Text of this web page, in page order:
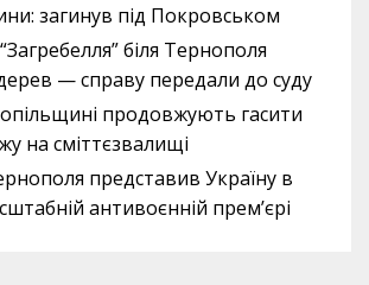
загинув під Покровськом
біля Тернополя
— справу передали до суду
продовжують гасити
на сміттєзвалищі
представив Україну в
антивоєнній прем’єрі